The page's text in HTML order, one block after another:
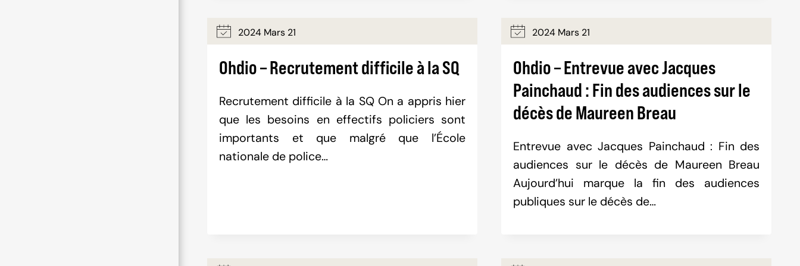
2024 Mars 21
Ohdio – Recrutement difficile à la SQ
Recrutement difficile à la SQ On a appris hier
que les besoins en effectifs policiers sont
importants et que malgré que l’École
nationale de police…
2024 Mars 21
Ohdio – Entrevue avec Jacques
Painchaud : Fin des audiences sur le
décès de Maureen Breau
Entrevue avec Jacques Painchaud : Fin des
audiences sur le décès de Maureen Breau
Aujourd’hui marque la fin des audiences
publiques sur le décès de…